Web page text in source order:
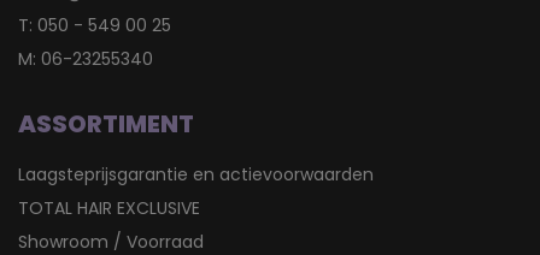
T: 050 - 549 00 25
M: 06-23255340
ASSORTIMENT
Laagsteprijsgarantie en actievoorwaarden
TOTAL HAIR EXCLUSIVE
Showroom / Voorraad